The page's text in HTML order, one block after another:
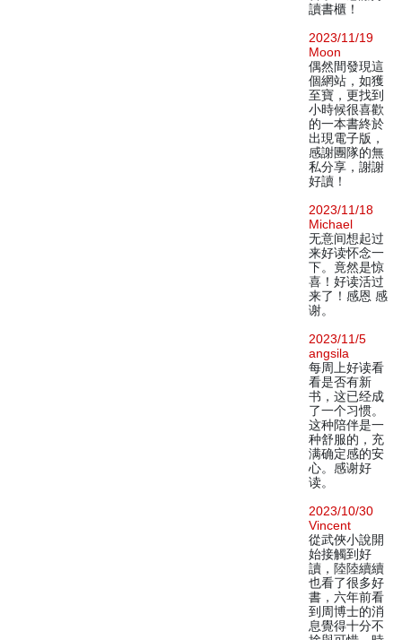
讀書櫃！
2023/11/19
Moon
偶然間發現這
個網站，如獲
至寶，更找到
小時候很喜歡
的一本書終於
出現電子版，
感謝團隊的無
私分享，謝謝
好讀！
2023/11/18
Michael
无意间想起过
来好读怀念一
下。竟然是惊
喜！好读活过
来了！感恩 感
谢。
2023/11/5
angsila
每周上好读看
看是否有新
书，这已经成
了一个习惯。
这种陪伴是一
种舒服的，充
满确定感的安
心。感谢好
读。
2023/10/30
Vincent
從武俠小說開
始接觸到好
讀，陸陸續續
也看了很多好
書，六年前看
到周博士的消
息覺得十分不